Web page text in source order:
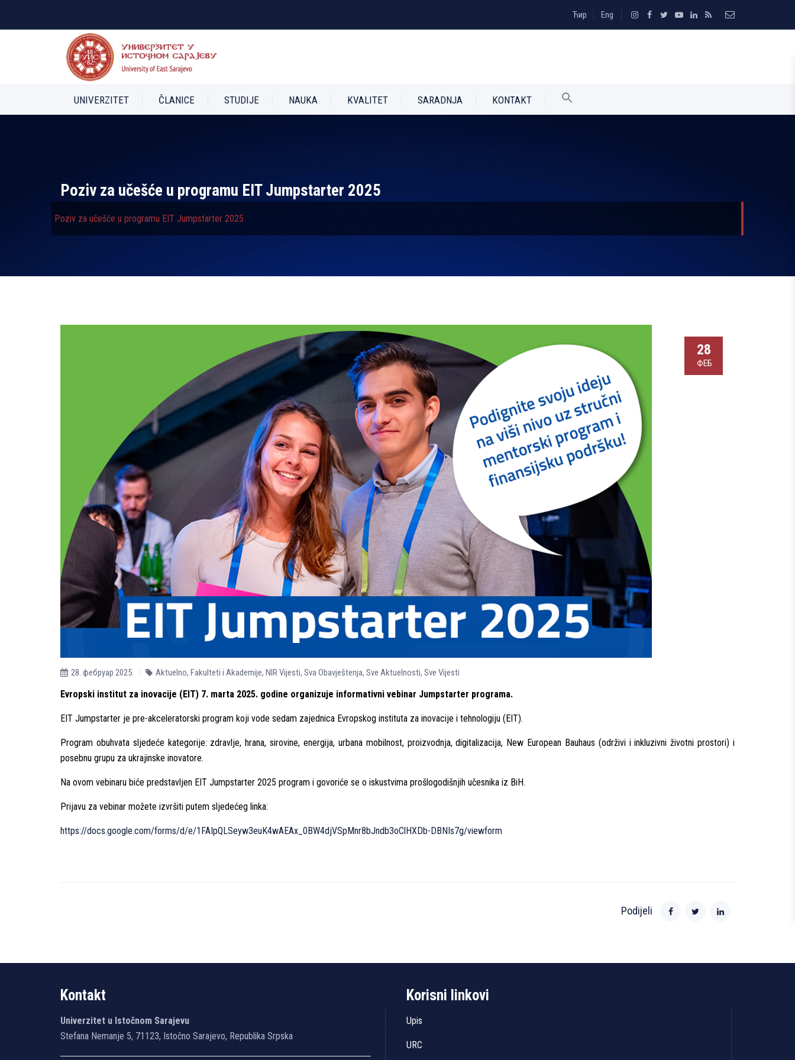
Ћир Eng
UNIVERZITET ČLANICE STUDIJE NAUKA KVALITET SARADNJA KONTAKT
Poziv za učešće u programu EIT Jumpstarter 2025
Poziv za učešće u programu EIT Jumpstarter 2025
28
ФЕБ
28. фебруар 2025. Aktuelno, Fakulteti i Akademije, NIR Vijesti, Sva Obavještenja, Sve Aktuelnosti, Sve Vijesti
Evropski institut za inovacije (EIT) 7. marta 2025. godine organizuje informativni vebinar Jumpstarter programa.
EIT Jumpstarter je pre-akceleratorski program koji vode sedam zajednica Evropskog instituta za inovacije i tehnologiju (EIT).
Program obuhvata slјedeće kategorije: zdravlјe, hrana, sirovine, energija, urbana mobilnost, proizvodnja, digitalizacija, New European Bauhaus (održivi i inkluzivni životni prostori) i
posebnu grupu za ukrajinske inovatore.
Na ovom vebinaru biće predstavlјen EIT Jumpstarter 2025 program i govoriće se o iskustvima prošlogodišnjih učesnika iz BiH.
Prijavu za vebinar možete izvršiti putem slјedećeg linka:
https://docs.google.com/forms/d/e/1FAIpQLSeyw3euK4wAEAx_0BW4djVSpMnr8bJndb3oClHXDb-DBNIs7g/viewform
Podijeli
Kontakt
Univerzitet u Istočnom Sarajevu
Stefana Nemanje 5, 71123, Istočno Sarajevo, Republika Srpska
Korisni linkovi
Upis
URC